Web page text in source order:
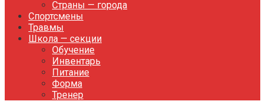
Страны — города
Спортсмены
Травмы
Школа — секции
Обучение
Инвентарь
Питание
Форма
Тренер